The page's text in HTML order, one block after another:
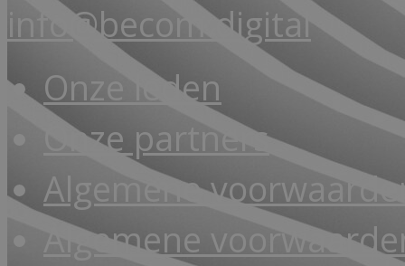
info@becom.digital
Onze leden
Onze partners
Algemene
Algemene